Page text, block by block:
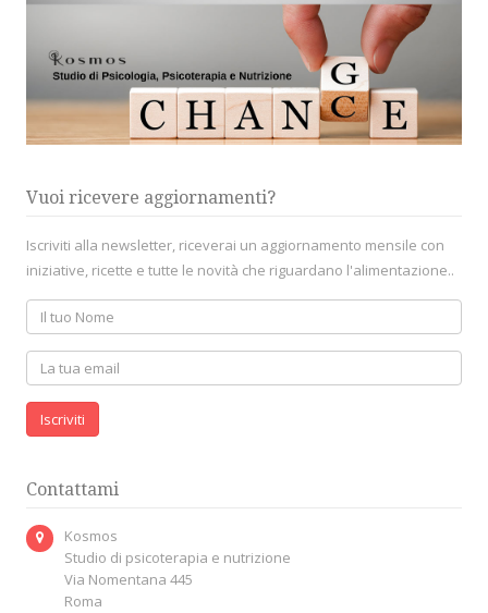
Vuoi ricevere aggiornamenti?
Iscriviti alla newsletter, riceverai un aggiornamento mensile con
iniziative, ricette e tutte le novità che riguardano l'alimentazione..
Iscriviti
Contattami
Kosmos
Studio di psicoterapia e nutrizione
Via Nomentana 445
Roma